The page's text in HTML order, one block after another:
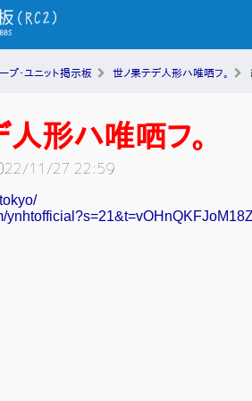
プ・ユニット掲示板 世ノ果テデ人形ハ唯哂フ。
形ハ唯哂フ。
11/27 22:59